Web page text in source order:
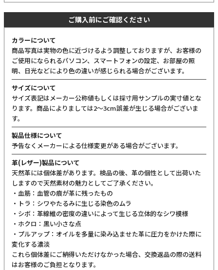
ご購入前にご確認ください
カラーについて
商品写真は実物の色に近づけるよう調整しておりますが、お客様の
ご使用になられるパソコン、スマートフォンの設定、お部屋の照
明、日光などにより色の違いが感じられる場合がございます。
サイズについて
サイズ表記はメーカー公称値もしくは採寸用サンプルの実寸値とな
ります。商品によりましては2〜3cm誤差が生じる場合がございま
す。
製品仕様について
予告なくメーカーによる仕様変更がある場合がございます。
革(レザー)製品について
天然革には個体差があります。検品の後、革の個性として出荷いた
しますので天然素材の魅力としてご了承ください。
・血筋：血管の痕が革に残ったもの
・トラ：シワやたるみに生じる染色のムラ
・シボ：革線維の密度の違いによって生じる立体的なシワ模様
・ホクロ：黒い小さな点
・プルアップ：オイルを多量に染み込ませた革に圧力をかけた際に
変化する濃淡
これら個体差にご納得いただけなかった場合、交換返品の際の送料
はお客様のご負担となります。